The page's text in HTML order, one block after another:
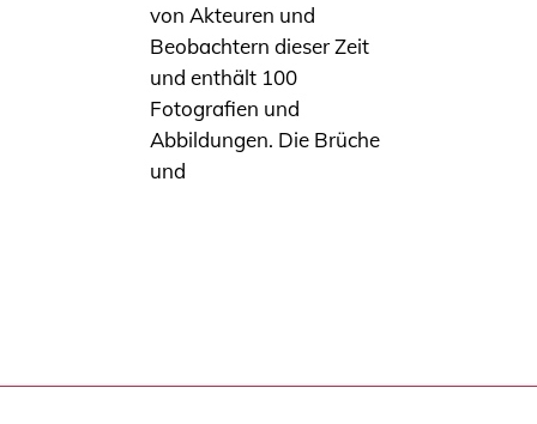
von Akteuren und
Beobachtern dieser Zeit
und enthält 100
Fotografien und
Abbildungen. Die Brüche
und